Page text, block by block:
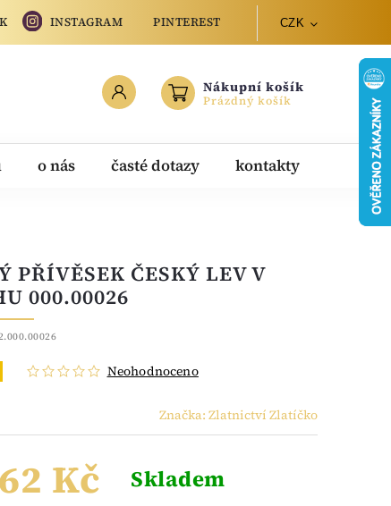
INSTAGRAM PINTEREST CZK
Nákupní košík
Prázdný košík
o nás časté dotazy kontakty
PŘÍVĚSEK ČESKÝ LEV V
000.00026
Neohodnoceno
Značka: Zlatnictví Zlatíčko
Kč Skladem